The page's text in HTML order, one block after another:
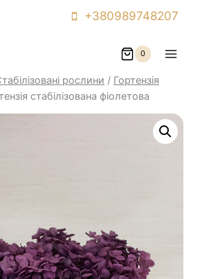
+380989748207
0
рослини / Гортензія
стабілізована фіолетова